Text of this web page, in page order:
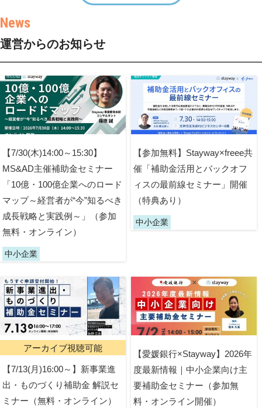
運営からのお知らせ
【7/30(木)14:00～15:30】
MS&AD主催補助金セミナー
「10億・100億企業へのロード
マップ～経営者が“今”知るべき
成長戦略と実践例～」（参加
無料・オンライン）
中小企業
【参加無料】Stayway×freee共
催「補助金活用とバックオフ
ィスの最前線セミナー」開催
（特典あり）
中小企業
アーカイブ視聴可能
【7/13(月)16:00～】新事業進
出・ものづくり補助金 解説セ
ミナー（無料・オンライン）
【愛媛銀行×Stayway】2026年
度最新情報｜中小企業向け主
要補助金セミナー（参加無
料・オンライン開催）